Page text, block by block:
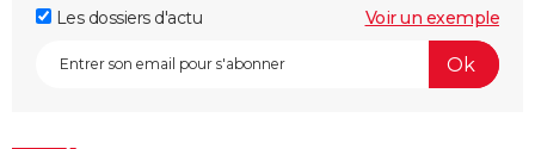
Les dossiers d'actu
Voir un exemple